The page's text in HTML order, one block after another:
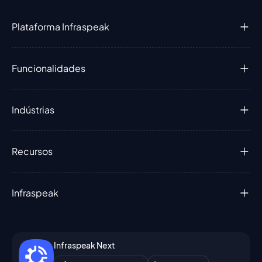
Plataforma Infraspeak
Funcionalidades
Indústrias
Recursos
Infraspeak
Infraspeak Next